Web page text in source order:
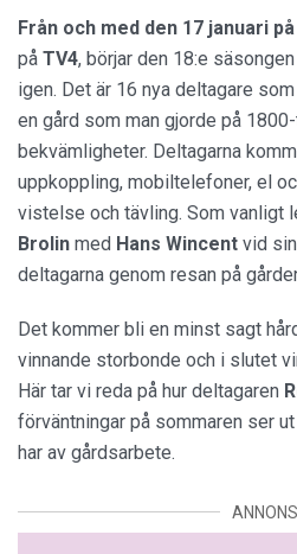
Från och med den 17 januari på
på TV4, börjar den 18:e
igen. Det är 16 nya deltagare
en gård som man gjorde på
bekvämligheter. Deltagarna
uppkoppling, mobiltelefoner, el
vistelse och tävling. Som vanligt
Brolin med Hans Wincent vid
deltagarna genom resan på
Det kommer bli en minst sagt
vinnande storbonde och i slutet
Här tar vi reda på hur deltagaren
förväntningar på sommaren ser
har av gårdsarbete.
ANNONS